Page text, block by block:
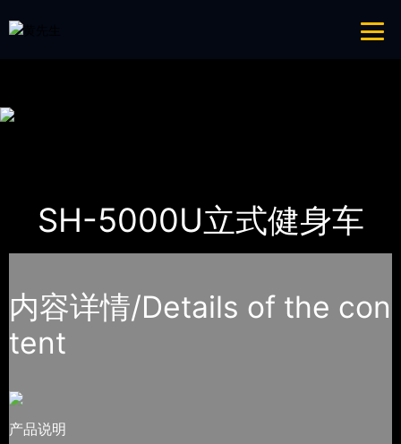
导航
网站地图
SH-5000U立式健身车
内容详情/Details of the con
tent
产品说明